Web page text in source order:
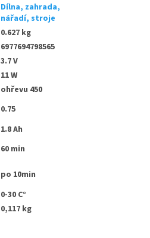
Dílna, zahrada,
nářadí, stroje
0.627 kg
6977694798565
3.7 V
11 W
ohřevu 450
0.75
1.8 Ah
60 min
po 10min
0-30 C°
0,117 kg